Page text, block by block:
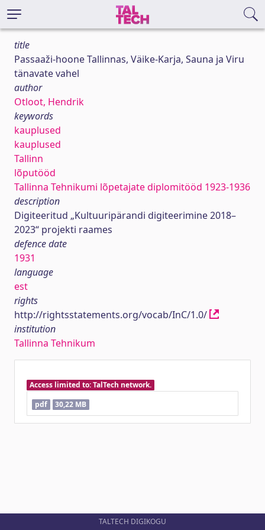
title
Passaaži-hoone Tallinnas, Väike-Karja, Sauna ja Viru
tänavate vahel
author
Otloot, Hendrik
keywords
kauplused
kauplused
Tallinn
lõputööd
Tallinna Tehnikumi lõpetajate diplomitööd 1923-1936
description
Digiteeritud „Kultuuripärandi digiteerimine 2018–
2023“ projekti raames
defence date
1931
language
est
rights
http://rightsstatements.org/vocab/InC/1.0/
institution
Tallinna Tehnikum
Access limited to: TalTech network.
pdf
30,22 MB
TALTECH DIGIKOGU